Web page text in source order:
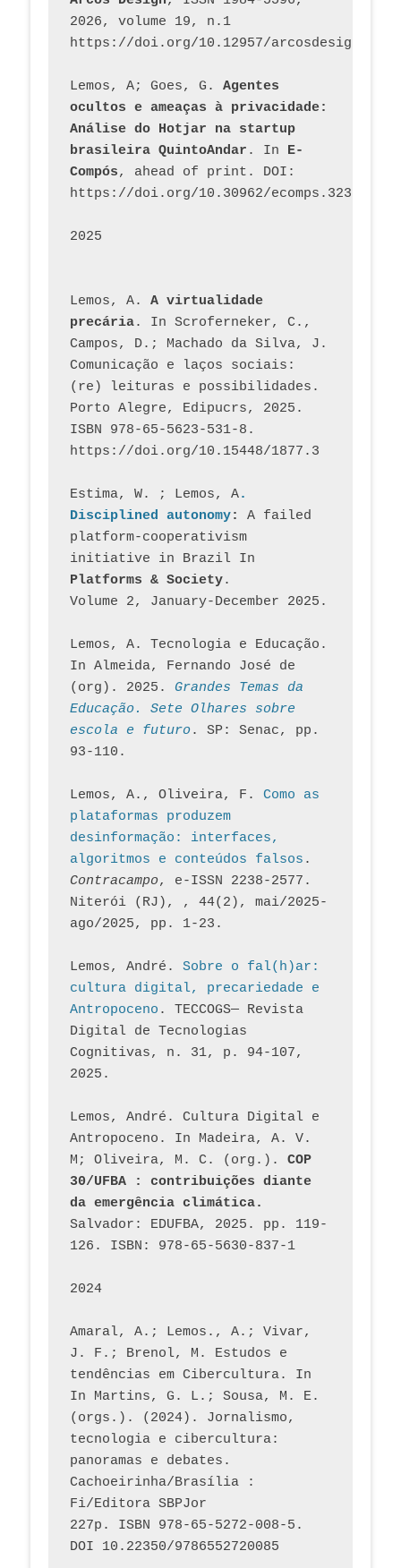
2026, volume 19, n.1
https://doi.org/10.12957/
Lemos, A; Goes, G. Agentes
ocultos e ameaças à privacidade:
Análise do Hotjar na startup
brasileira QuintoAndar . In E-
Compós, ahead of print. DOI:
https://doi.org/10.30962/ecomps.3231
2025
Lemos, A. A virtualidade
precária. In Scroferneker, C.,
Campos, D.; Machado da Silva, J.
Comunicação e laços sociais:
(re) leituras e possibilidades.
Porto Alegre, Edipucrs, 2025.
ISBN 978-65-5623-531-8.
https://doi.org/10.15448/1877.3
Estima, W. ; Lemos, A.
Disciplined autonomy: A failed
platform-cooperativism
initiative in Brazil In
Platforms & Society.
Volume 2, January-December 2025.
Lemos, A. Tecnologia e Educação.
In Almeida, Fernando José de
(org). 2025. Grandes Temas da
Educação. Sete Olhares sobre
escola e futuro. SP: Senac, pp.
93-110.
Lemos, A., Oliveira, F. Como as
plataformas produzem
desinformação: interfaces,
algoritmos e conteúdos falsos
Contracampo, e-ISSN 2238-2577.
Niterói (RJ), , 44(2), mai/2025-
ago/2025, pp. 1-23.
Lemos, André. Sobre o fal(h)ar:
cultura digital, precariedade e
Antropoceno . TECCOGS— Revista
Digital de Tecnologias
Cognitivas, n. 31, p. 94-107,
2025.
Lemos, André. Cultura Digital e
Antropoceno. In Madeira, A. V.
M; Oliveira, M. C. (org.). COP
30/UFBA : contribuições diante
da emergência climática.
Salvador: EDUFBA, 2025. pp. 119-
126. ISBN: 978-65-5630-837-1
2024
Amaral, A.; Lemos., A.; Vivar,
J. F.; Brenol, M. Estudos e
tendências em Cibercultura. In
In Martins, G. L.; Sousa, M. E.
(orgs.). (2024). Jornalismo,
tecnologia e cibercultura:
panoramas e debates.
Cachoeirinha/Brasília :
Fi/Editora SBPJor
227p. ISBN 978-65-5272-008-5.
DOI 10.22350/9786552720085